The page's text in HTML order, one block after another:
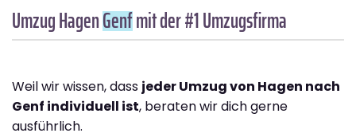
Umzug HagenGenfmit der #1 Umzugsfirma
Weil wir wissen, dass jeder Umzug von Hagen nach
Genf individuell ist, beraten wir dich gerne
ausführlich.